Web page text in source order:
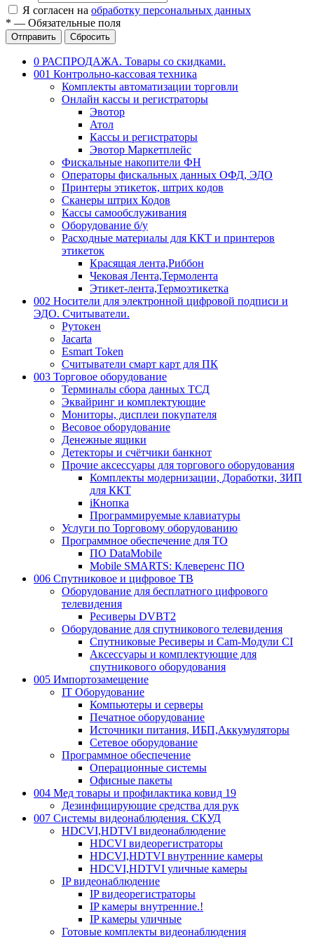
Я согласен на обработку персональных данных
* — Обязательные поля
Отправить Сбросить
0 РАСПРОДАЖА. Товары со скидками.
001 Контрольно-кассовая техника
Комплекты автоматизации торговли
Онлайн кассы и регистраторы
Эвотор
Атол
Кассы и регистраторы
Эвотор Маркетплейс
Фискальные накопители ФН
Операторы фискальных данных ОФД, ЭДО
Принтеры этикеток, штрих кодов
Сканеры штрих Кодов
Кассы самообслуживания
Оборудование б/у
Расходные материалы для ККТ и принтеров
этикеток
Красящая лента,Риббон
Чековая Лента,Термолента
Этикет-лента,Термоэтикетка
002 Носители для электронной цифровой подписи и
ЭДО. Считыватели.
Рутокен
Jacarta
Esmart Token
Считыватели смарт карт для ПК
003 Торговое оборудование
Терминалы сбора данных ТСД
Эквайринг и комплектующие
Мониторы, дисплеи покупателя
Весовое оборудование
Денежные ящики
Детекторы и счётчики банкнот
Прочие аксессуары для торгового оборудования
Комплекты модернизации, Доработки, ЗИП
для ККТ
iКнопка
Программируемые клавиатуры
Услуги по Торговому оборудованию
Программное обеспечение для ТО
ПО DataMobile
Mobile SMARTS: Клеверенс ПО
006 Спутниковое и цифровое ТВ
Оборудование для бесплатного цифрового
телевидения
Ресиверы DVBT2
Оборудование для спутникового телевидения
Спутниковые Ресиверы и Cam-Модули CI
Аксессуары и комплектующие для
спутникового оборудования
005 Импортозамещение
IT Оборудование
Компьютеры и серверы
Печатное оборудование
Источники питания, ИБП,Аккумуляторы
Сетевое оборудование
Программное обеспечение
Операционные системы
Офисные пакеты
004 Мед товары и профилактика ковид 19
Дезинфицирующие средства для рук
007 Системы видеонаблюдения. СКУД
HDCVI,HDTVI видеонаблюдение
HDCVI видеорегистраторы
HDCVI,HDTVI внутренние камеры
HDCVI,HDTVI уличные камеры
IP видеонаблюдение
IP видеорегистраторы
IP камеры внутренние.!
IP камеры уличные
Готовые комплекты видеонаблюдения